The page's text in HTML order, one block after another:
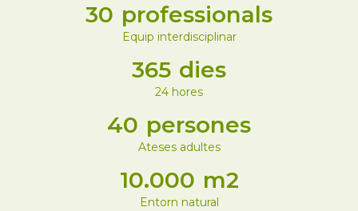
30 professionals
Equip interdisciplinar
365 dies
24 hores
40 persones
Ateses adultes
10.000 m2
Entorn natural